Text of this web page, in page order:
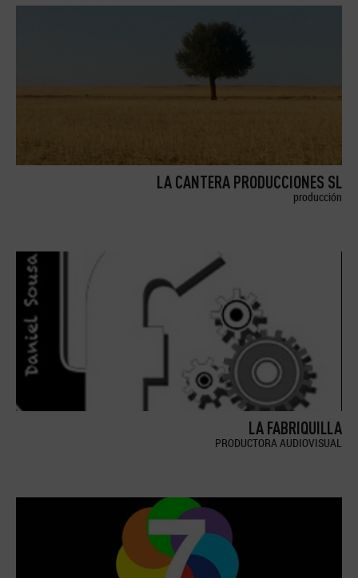
LA CANTERA PRODUCCIONES SL
producción
LA FABRIQUILLA
PRODUCTORA AUDIOVISUAL